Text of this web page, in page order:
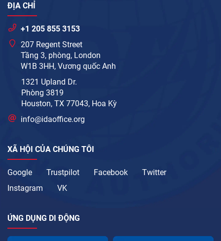
ĐỊA CHỈ
+1 205 855 3153
207 Regent Street
Tầng 3, phòng, London
W1B 3HH, Vương quốc Anh
1321 Upland Dr.
Phòng 3819
Houston, TX 77043, Hoa Kỳ
info@idaoffice.org
XÃ HỘI CỦA CHÚNG TÔI
Google Trustpilot Facebook
Twitter
Instagram
VK
ỨNG DỤNG DI ĐỘNG